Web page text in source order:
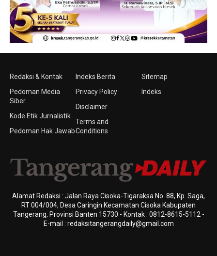
Redaksi & Kontak
Pedoman Media
Siber
Kode Etik Jurnalistik
Pedoman Hak Jawab
Indeks Berita
Privacy Policy
Disclaimer
Terms and
Conditions
Sitemap
Indeks
Alamat Redaksi : Jalan Raya Cisoka-Tigaraksa No. 88, Kp. Saga,
RT 004/004, Desa Caringin Kecamatan Cisoka Kabupaten
Tangerang, Provinsi Banten 15730 - Kontak : 0812-8615-5112 -
E-mail : redaksitangerangdaily@gmail.com